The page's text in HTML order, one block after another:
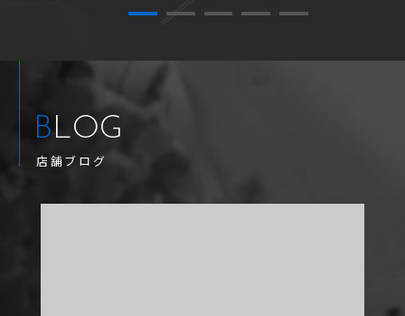
BLOG
店舗ブログ